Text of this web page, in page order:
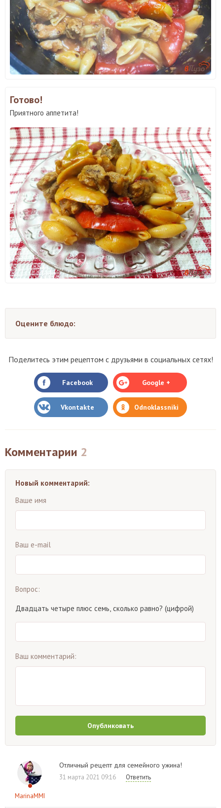
Готово!
Приятного аппетита!
Оцените блюдо:
Поделитесь этим рецептом с друзьями в социальных сетях!
Facebook Google +
Vkontakte Odnoklassniki
Комментарии 2
Новый комментарий:
Ваше имя
Ваш e-mail
Вопрос:
Двадцать четыре плюс семь, сколько равно? (цифрой)
Ваш комментарий:
Опубликовать
MarinaMMI
Отличный рецепт для семейного ужина!
31 марта 2021 09:16 Ответить